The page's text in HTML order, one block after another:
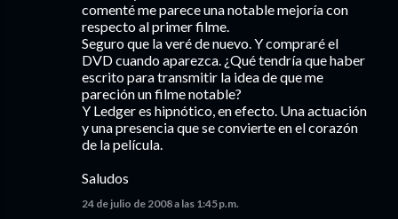
comenté me parece una notable mejoría con
respecto al primer filme.
Seguro que la veré de nuevo. Y compraré el
DVD cuando aparezca. ¿Qué tendría que haber
escrito para transmitir la idea de que me
pareción un filme notable?
Y Ledger es hipnótico, en efecto. Una actuación
y una presencia que se convierte en el corazón
de la película.
Saludos
24 de julio de 2008 a las 1:45 p.m.